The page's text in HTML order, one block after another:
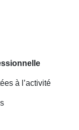
à l’activité